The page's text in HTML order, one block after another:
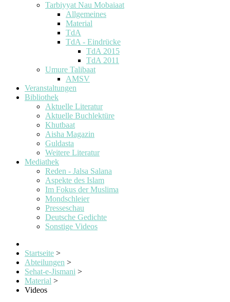
Tarbiyyat Nau Mobaiaat
Allgemeines
Material
TdA
TdA - Eindrücke
TdA 2015
TdA 2011
Umure Talibaat
AMSV
Veranstaltungen
Bibliothek
Aktuelle Literatur
Aktuelle Buchlektüre
Khutbaat
Aisha Magazin
Guldasta
Weitere Literatur
Mediathek
Reden - Jalsa Salana
Aspekte des Islam
Im Fokus der Muslima
Mondschleier
Presseschau
Deutsche Gedichte
Sonstige Videos
Startseite >
Abteilungen >
Sehat-e-Jismani >
Material >
Videos